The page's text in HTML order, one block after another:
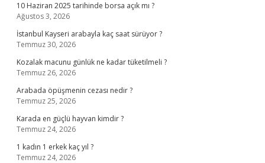
10 Haziran 2025 tarihinde borsa açık mı ?
Ağustos 3, 2026
İstanbul Kayseri arabayla kaç saat sürüyor ?
Temmuz 30, 2026
Kozalak macunu günlük ne kadar tüketilmeli ?
Temmuz 26, 2026
Arabada öpüşmenin cezası nedir ?
Temmuz 25, 2026
Karada en güçlü hayvan kimdir ?
Temmuz 24, 2026
1 kadın 1 erkek kaç yıl ?
Temmuz 24, 2026